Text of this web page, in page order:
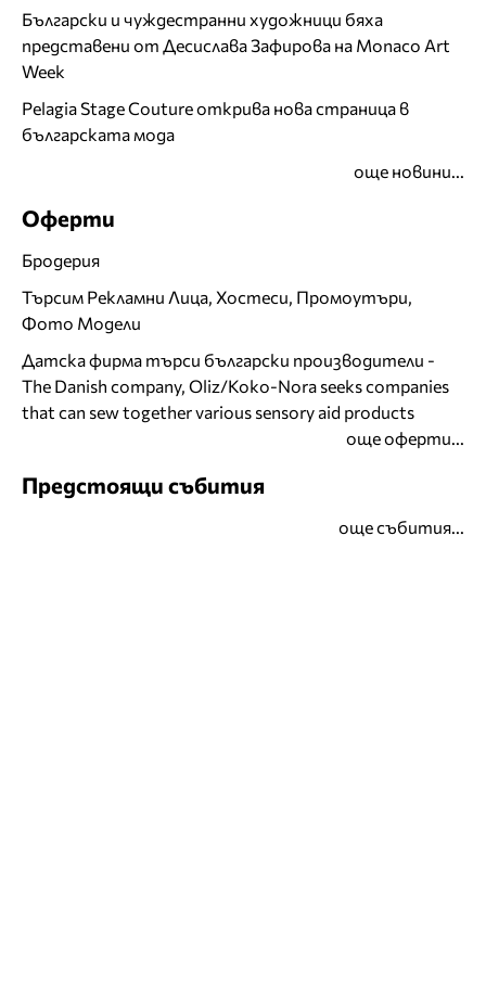
Български и чуждестранни художници бяха
представени от Десислава Зафирова на Monaco Art
Week
Pelagia Stage Couture открива нова страница в
българската мода
още новини...
Оферти
Бродерия
Търсим Рекламни Лица, Хостеси, Промоутъри,
Фото Модели
Датска фирма търси български производители -
The Danish company, Oliz/Koko-Nora seeks companies
that can sew together various sensory aid products
още оферти...
Предстоящи събития
още събития...